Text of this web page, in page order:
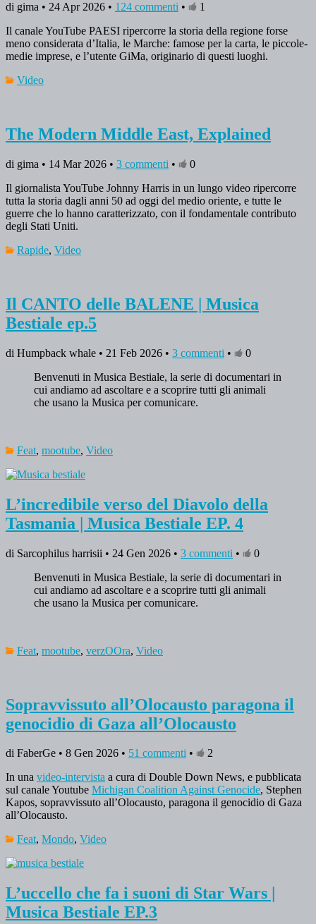
di gima • 24 Apr 2026 • 124 commenti •
1
Il canale YouTube PAESI ripercorre la storia della regione forse
meno considerata d’Italia, le Marche: famose per la carta, le piccole-
medie imprese, e l’utente GiMa, originario di questi luoghi.
Video
The Modern Middle East, Explained
di gima • 14 Mar 2026 • 3 commenti •
0
Il giornalista YouTube Johnny Harris in un lungo video ripercorre
tutta la storia dagli anni 50 ad oggi del medio oriente, e tutte le
guerre che lo hanno caratterizzato, con il fondamentale contributo
degli Stati Uniti.
Rapide, Video
Il CANTO delle BALENE | Musica
Bestiale ep.5
di Humpback whale • 21 Feb 2026 • 3 commenti •
0
Benvenuti in Musica Bestiale, la serie di documentari in
cui andiamo ad ascoltare e a scoprire tutti gli animali
che usano la Musica per comunicare.
Feat, mootube, Video
L’incredibile verso del Diavolo della
Tasmania | Musica Bestiale EP. 4
di Sarcophilus harrisii • 24 Gen 2026 • 3 commenti •
0
Benvenuti in Musica Bestiale, la serie di documentari in
cui andiamo ad ascoltare e a scoprire tutti gli animali
che usano la Musica per comunicare.
Feat, mootube, verzOOra, Video
Sopravvissuto all’Olocausto paragona il
genocidio di Gaza all’Olocausto
di FaberGe • 8 Gen 2026 • 51 commenti •
2
In una video-intervista a cura di Double Down News, e pubblicata
sul canale Youtube Michigan Coalition Against Genocide, Stephen
Kapos, sopravvissuto all’Olocausto, paragona il genocidio di Gaza
all’Olocausto.
Feat, Mondo, Video
L’uccello che fa i suoni di Star Wars |
Musica Bestiale EP.3